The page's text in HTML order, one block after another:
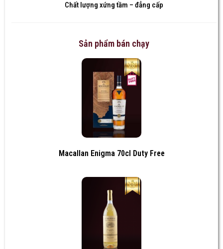
Chất lượng xứng tầm – đẳng cấp
Sản phẩm bán chạy
Macallan Enigma 70cl Duty Free